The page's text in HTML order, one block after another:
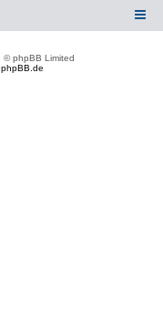
© phpBB Limited
phpBB.de